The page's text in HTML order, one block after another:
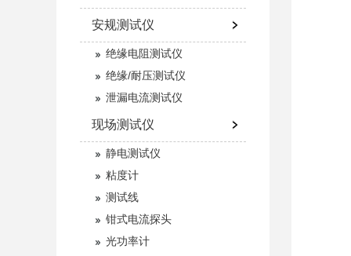
安规测试仪
绝缘电阻测试仪
绝缘/耐压测试仪
泄漏电流测试仪
现场测试仪
静电测试仪
粘度计
测试线
钳式电流探头
光功率计